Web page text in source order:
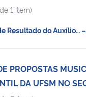
1 item)
Resultado do Auxílio…
PROPOSTAS
DA UFSM NO